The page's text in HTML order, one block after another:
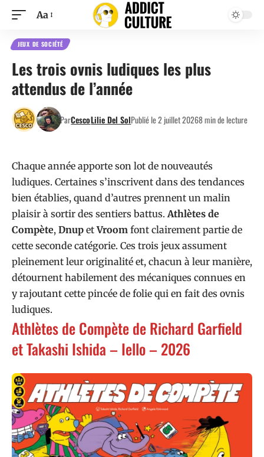
Aa
JEUX DE SOCIÉTÉ
Les trois ovnis ludiques les plus
attendus de l’année
ParCescoLilie Del SolPublié le 2 juillet 20268 min de lecture
Chaque année apporte son lot de nouveautés
ludiques. Certaines s’inscrivent dans des tendances
bien établies, quand d’autres prennent un malin
plaisir à sortir des sentiers battus.Athlètes de
Compète, Dnup etVroom font clairement partie de
cette seconde catégorie. Ces trois jeux assument
pleinement leur originalité et, chacun à leur manière,
détournent habilement des mécaniques connues en
y rajoutant cette pincée de folie qui en fait des ovnis
ludiques.
Athlètes de Compète de Richard Garfield
et Takashi Ishida – Iello – 2026